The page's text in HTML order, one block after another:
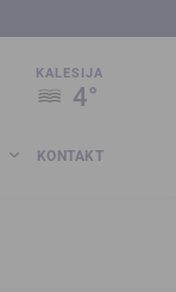
KALESIJA
4°
KONTAKT